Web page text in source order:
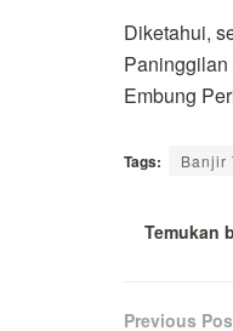
Diketahui,
Paninggilan
Embung
Tags: Banjir
Temukan
Previous